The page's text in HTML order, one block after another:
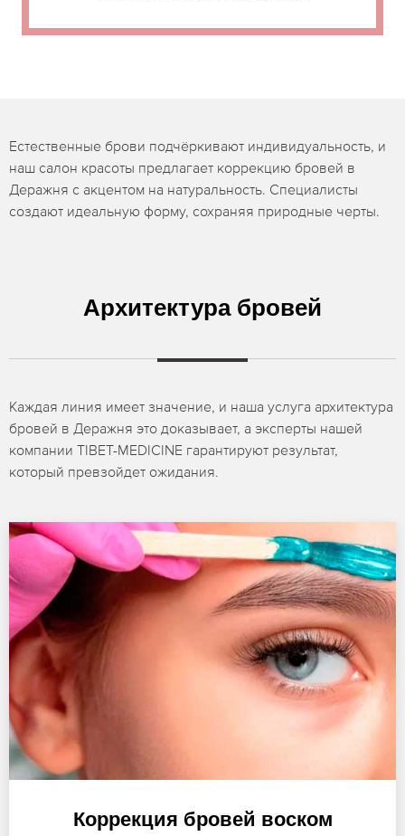
Естественные брови подчёркивают индивидуальность, и
наш салон красоты предлагает коррекцию бровей в
Деражня с акцентом на натуральность. Специалисты
создают идеальную форму, сохраняя природные черты.
Архитектура бровей
Каждая линия имеет значение, и наша услуга архитектура
бровей в Деражня это доказывает, а эксперты нашей
компании TIBET-MEDICINE гарантируют результат,
который превзойдет ожидания.
Коррекция бровей воском